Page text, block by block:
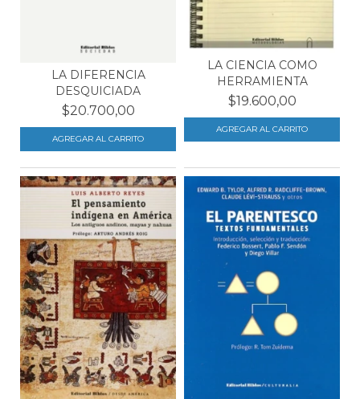
LA DIFERENCIA
DESQUICIADA
$20.700,00
LA CIENCIA COMO
HERRAMIENTA
$19.600,00